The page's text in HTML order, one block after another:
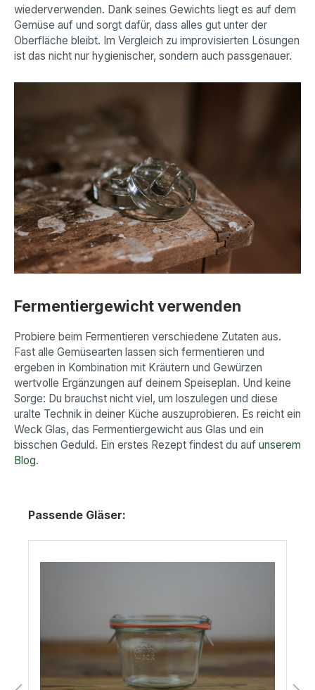
wiederverwenden. Dank seines Gewichts liegt es auf dem
Gemüse auf und sorgt dafür, dass alles gut unter der
Oberfläche bleibt. Im Vergleich zu improvisierten Lösungen
ist das nicht nur hygienischer, sondern auch passgenauer.
Fermentiergewicht verwenden
Probiere beim Fermentieren verschiedene Zutaten aus.
Fast alle Gemüsearten lassen sich fermentieren und
ergeben in Kombination mit Kräutern und Gewürzen
wertvolle Ergänzungen auf deinem Speiseplan. Und keine
Sorge: Du brauchst nicht viel, um loszulegen und diese
uralte Technik in deiner Küche auszuprobieren. Es reicht ein
Weck Glas, das Fermentiergewicht aus Glas und ein
bisschen Geduld. Ein erstes Rezept findest du auf unserem
Blog.
Produktgalerie überspringen
Passende Gläser: